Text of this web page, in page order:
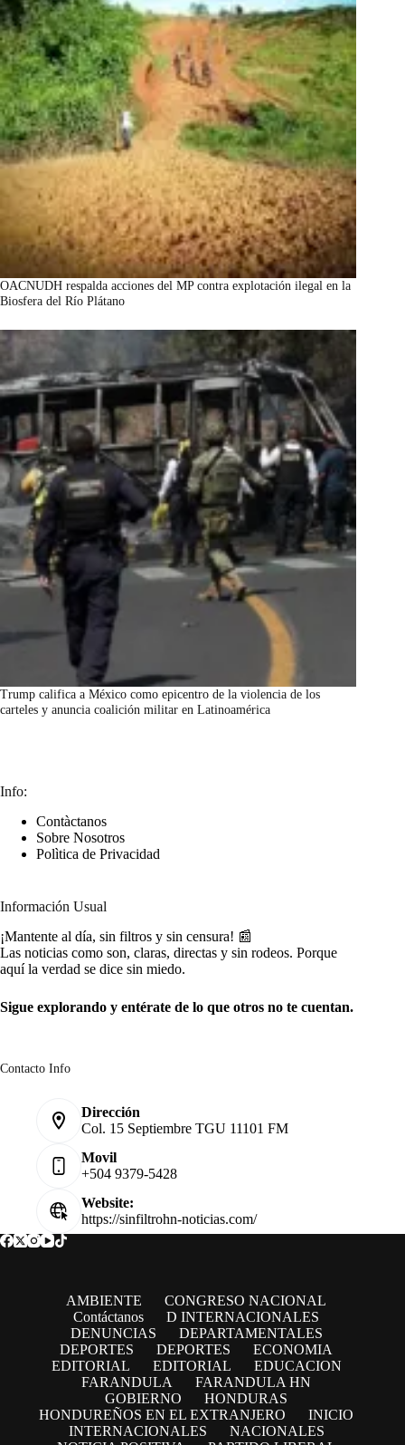
OACNUDH respalda acciones del MP contra explotación ilegal en la
Biosfera del Río Plátano
Trump califica a México como epicentro de la violencia de los
carteles y anuncia coalición militar en Latinoamérica
Info:
Contàctanos
Sobre Nosotros
Polìtica de Privacidad
Información Usual
¡Mantente al día, sin filtros y sin censura! 📰
Las noticias como son, claras, directas y sin rodeos. Porque
aquí la verdad se dice sin miedo.
Sigue explorando y entérate de lo que otros no te cuentan.
Contacto Info
Dirección
Col. 15 Septiembre TGU 11101 FM
Movil
+504 9379-5428
Website:
https://sinfiltrohn-noticias.com/
AMBIENTE
CONGRESO NACIONAL
Contáctanos
D INTERNACIONALES
DENUNCIAS
DEPARTAMENTALES
DEPORTES
DEPORTES
ECONOMIA
EDITORIAL
EDITORIAL
EDUCACION
FARANDULA
FARANDULA HN
GOBIERNO
HONDURAS
HONDUREÑOS EN EL EXTRANJERO
INICIO
INTERNACIONALES
NACIONALES